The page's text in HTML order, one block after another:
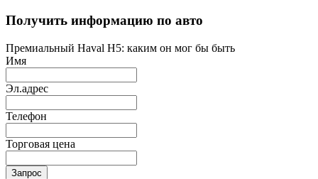
Получить информацию по авто
Премиальный Haval H5: каким он мог бы быть
Имя
Эл.адрес
Телефон
Торговая цена
Запрос